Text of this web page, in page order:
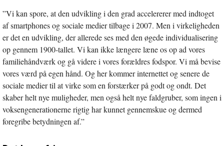
”Vi kan spore, at den udvikling i den grad accelererer med indtoget
af smartphones og sociale medier tilbage i 2007. Men i virkeligheden
er det en udvikling, der allerede ses med den øgede individualisering
op gennem 1900-tallet. Vi kan ikke længere læne os op ad vores
familiehåndværk og gå videre i vores forældres fodspor. Vi må bevise
vores værd på egen hånd. Og her kommer internettet og senere de
sociale medier til at virke som en forstærker på godt og ondt. Det
skaber helt nye muligheder, men også helt nye faldgruber, som ingen i
voksengenerationerne rigtig har kunnet gennemskue og dermed
foregribe betydningen af.”